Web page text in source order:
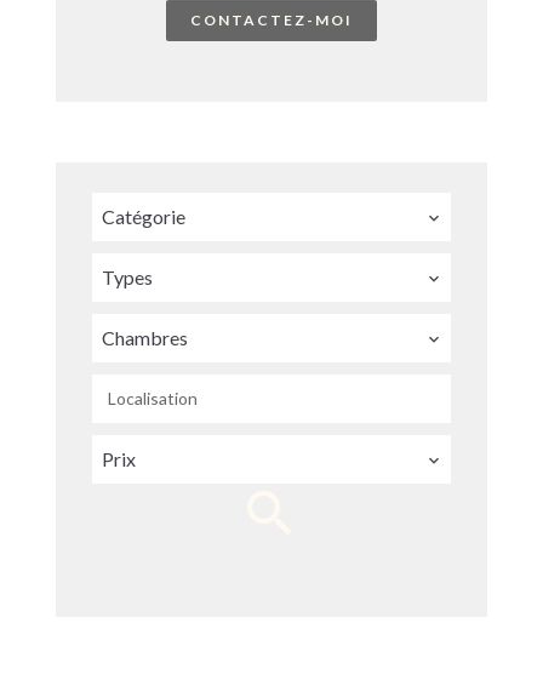
CONTACTEZ-MOI
Catégorie
Types
Chambres
Localisation
Prix